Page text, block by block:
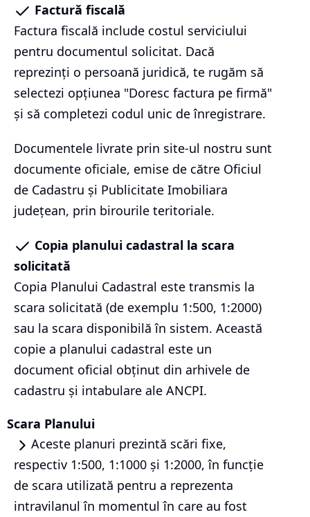
Factură fiscală
Factura fiscală include costul serviciului
pentru documentul solicitat. Dacă
reprezinți o persoană juridică, te rugăm să
selectezi opțiunea "Doresc factura pe firmă"
și să completezi codul unic de înregistrare.
Documentele livrate prin site-ul nostru sunt
documente oficiale, emise de către Oficiul
de Cadastru și Publicitate Imobiliara
județean, prin birourile teritoriale.
Copia planului cadastral la scara
solicitată
Copia Planului Cadastral este transmis la
scara solicitată (de exemplu 1:500, 1:2000)
sau la scara disponibilă în sistem. Această
copie a planului cadastral este un
document oficial obținut din arhivele de
cadastru și intabulare ale ANCPI.
Scara Planului
Aceste planuri prezintă scări fixe,
respectiv 1:500, 1:1000 și 1:2000, în funcție
de scara utilizată pentru a reprezenta
intravilanul în momentul în care au fost